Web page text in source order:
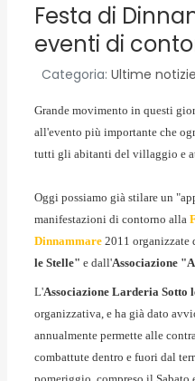
Festa di
eventi di
Categoria: Ultime notizie
Grande movimento in questi
all'evento più importante che
tutti gli abitanti del villaggio e
Oggi possiamo già stilare un
manifestazioni di contorno alla
Dinnammare 2011 organizzate
le Stelle" e dall'Associazione
L'Associazione Larderia Sotto
organizzativa, e ha già dato
annualmente permette alle
combattute dentro e fuori dal